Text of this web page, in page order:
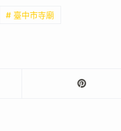
# 臺中市寺廟